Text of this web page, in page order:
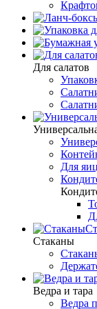
Для салатов
Для
Стаканы
Ведра и тара
Ведра